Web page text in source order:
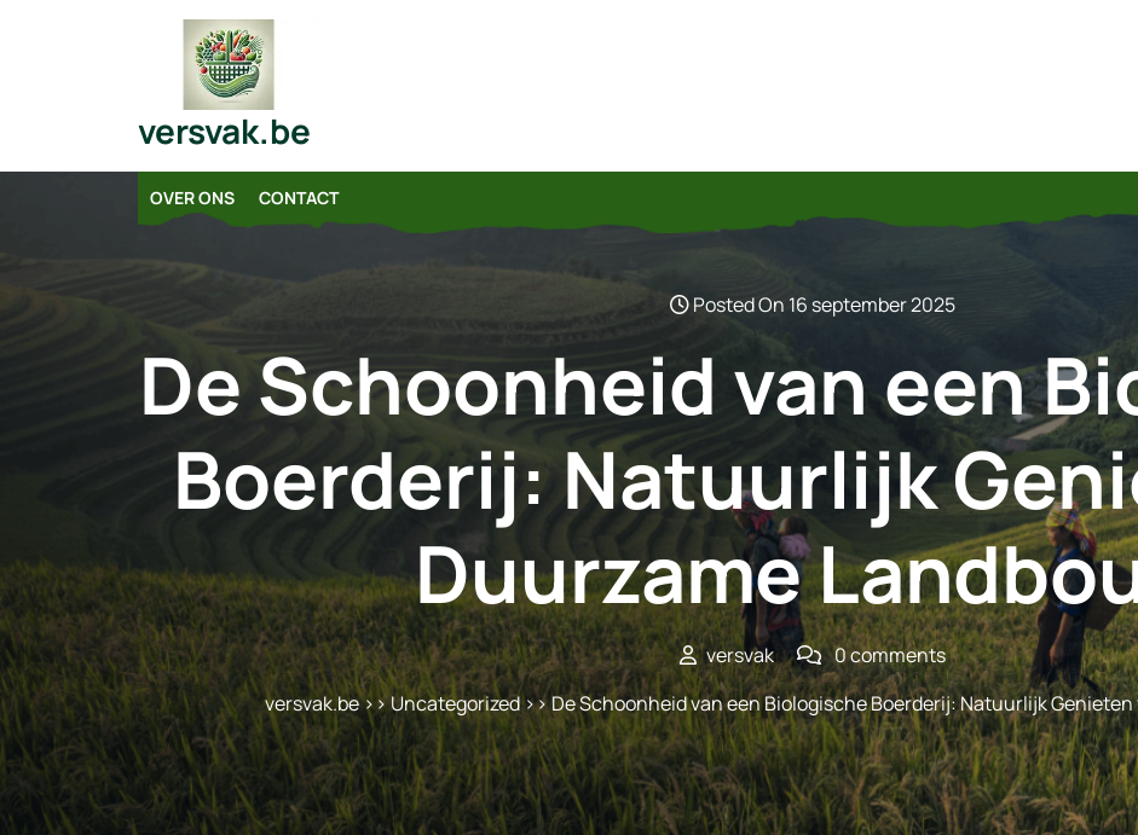
versvak.be
OVER ONS CONTACT
Posted On 16 september 2025
De Schoonheid van een
Boerderij: Natuurlijk
Duurzame
versvak
0 comments
versvak.be>>Uncategorized>> De Schoonheid van een Biologische Boerderij: Natuurlijk